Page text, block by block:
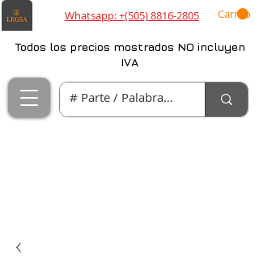
Whatsapp: +(505) 8816-2805 Carrito
Todos los precios mostrados NO incluyen
IVA